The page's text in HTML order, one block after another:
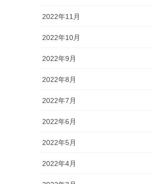
2022年11月
2022年10月
2022年9月
2022年8月
2022年7月
2022年6月
2022年5月
2022年4月